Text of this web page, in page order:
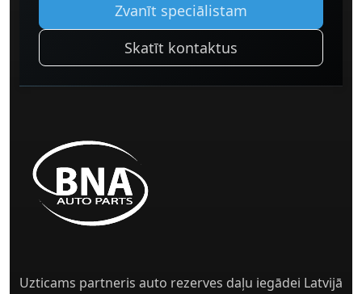
Zvanīt speciālistam
Skatīt kontaktus
Uzticams partneris auto rezerves daļu iegādei Latvijā